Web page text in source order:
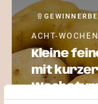
ACHT-
Kleine
mit kurzer